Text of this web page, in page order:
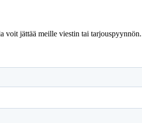
voit jättää meille viestin tai